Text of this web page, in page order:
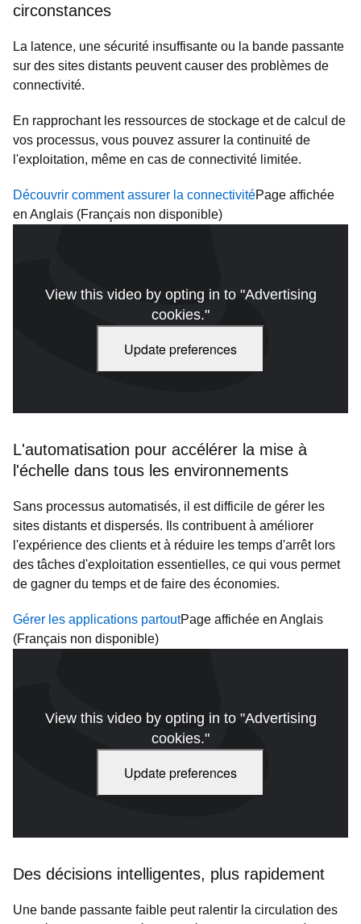
circonstances
La latence, une sécurité insuffisante ou la bande passante
sur des sites distants peuvent causer des problèmes de
connectivité.
En rapprochant les ressources de stockage et de calcul de
vos processus, vous pouvez assurer la continuité de
l'exploitation, même en cas de connectivité limitée.
Découvrir comment assurer la connectivitéPage affichée
en Anglais (Français non disponible)
View this video by opting in to "Advertising
cookies."
Update preferences
L'automatisation pour accélérer la mise à
l'échelle dans tous les environnements
Sans processus automatisés, il est difficile de gérer les
sites distants et dispersés. Ils contribuent à améliorer
l'expérience des clients et à réduire les temps d'arrêt lors
des tâches d'exploitation essentielles, ce qui vous permet
de gagner du temps et de faire des économies.
Gérer les applications partoutPage affichée en Anglais
(Français non disponible)
View this video by opting in to "Advertising
cookies."
Update preferences
Des décisions intelligentes, plus rapidement
Une bande passante faible peut ralentir la circulation des